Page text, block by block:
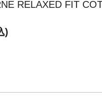
RELAXED FIT
)